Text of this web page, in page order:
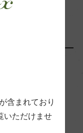
品
含まれており
いただけませ